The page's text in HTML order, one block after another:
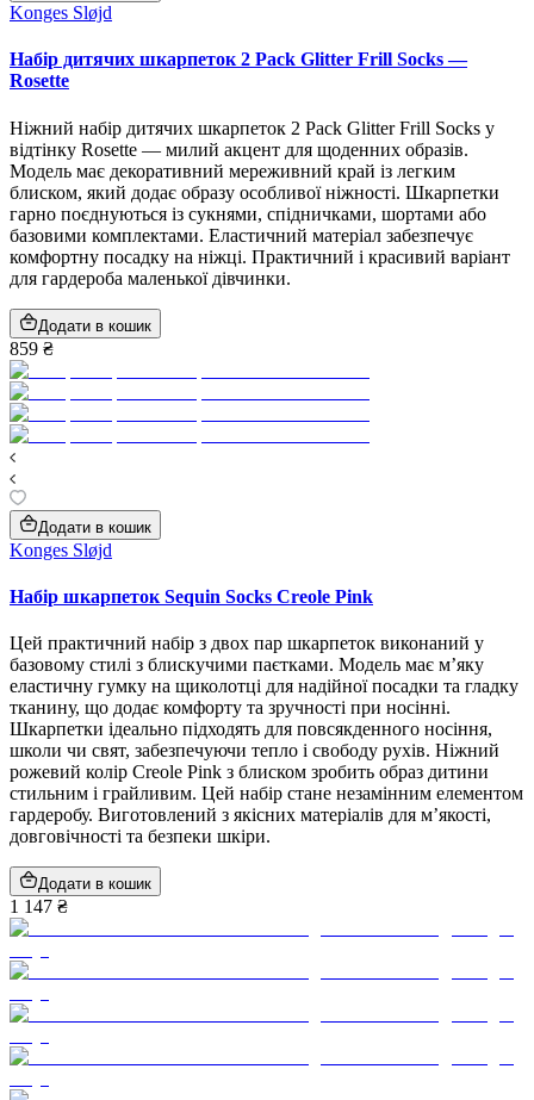
Konges Sløjd
Набір дитячих шкарпеток 2 Pack Glitter Frill Socks —
Rosette
Ніжний набір дитячих шкарпеток 2 Pack Glitter Frill Socks у
відтінку Rosette — милий акцент для щоденних образів.
Модель має декоративний мереживний край із легким
блиском, який додає образу особливої ніжності. Шкарпетки
гарно поєднуються із сукнями, спідничками, шортами або
базовими комплектами. Еластичний матеріал забезпечує
комфортну посадку на ніжці. Практичний і красивий варіант
для гардероба маленької дівчинки.
Додати в кошик
859 ₴
Додати в кошик
Konges Sløjd
Набір шкарпеток Sequin Socks Creole Pink
Цей практичний набір з двох пар шкарпеток виконаний у
базовому стилі з блискучими паєтками. Модель має м’яку
еластичну гумку на щиколотці для надійної посадки та гладку
тканину, що додає комфорту та зручності при носінні.
Шкарпетки ідеально підходять для повсякденного носіння,
школи чи свят, забезпечуючи тепло і свободу рухів. Ніжний
рожевий колір Creole Pink з блиском зробить образ дитини
стильним і грайливим. Цей набір стане незамінним елементом
гардеробу. Виготовлений з якісних матеріалів для м’якості,
довговічності та безпеки шкіри.
Додати в кошик
1 147 ₴